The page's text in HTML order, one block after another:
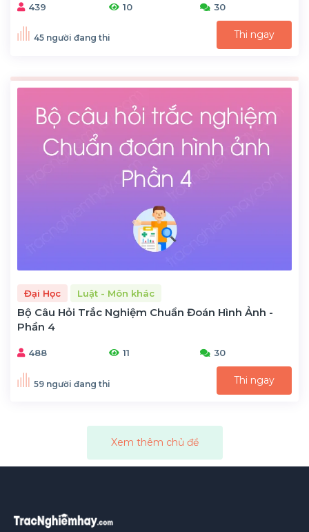
439 10 30
45 người đang thi Thi ngay
Đại Học Luật - Môn khác
Bộ Câu Hỏi Trắc Nghiệm Chuẩn Đoán Hình Ảnh -
Phần 4
488 11 30
59 người đang thi Thi ngay
Xem thêm chủ đề